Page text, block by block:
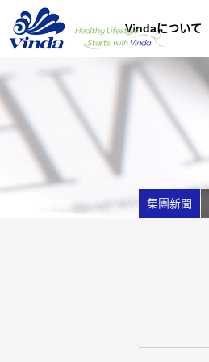
Vindaについて
集團新聞